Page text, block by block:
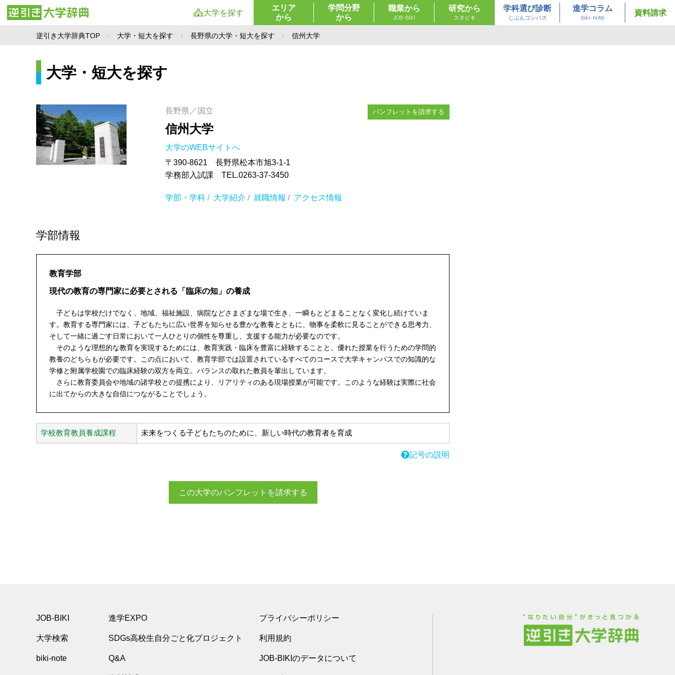
大学を探す
エリア
から
学問分野
から
職業から
JOB-BIKI
研究から
スタビキ
学科選び診断
じぶんコンパス
進学コラム
biki-note
資料請求
逆引き大学辞典TOP 大学・短大を探す 長野県の大学・短大を探す 信州大学
大学・短大を探す
長野県／国立
信州大学
大学のWEBサイトへ
〒390-8621 長野県松本市旭3-1-1
学務部入試課 TEL.0263-37-3450
パンフレットを請求する
学部・学科/ 大学紹介 / 就職情報 / アクセス情報
学部情報
教育学部
現代の教育の専門家に必要とされる「臨床の知」の養成
子どもは学校だけでなく、地域、福祉施設、病院などさまざまな場で生き、一瞬もとどまることなく変化し続けていま
す。教育する専門家には、子どもたちに広い世界を知らせる豊かな教養とともに、物事を柔軟に見ることができる思考力、
そして一緒に過ごす日常において一人ひとりの個性を尊重し、支援する能力が必要なのです。
そのような理想的な教育を実現するためには、教育実践・臨床を豊富に経験することと、優れた授業を行うための学問的
教養のどちらもが必要です。この点において、教育学部では設置されているすべてのコースで大学キャンパスでの知識的な
学修と附属学校園での臨床経験の双方を両立。バランスの取れた教員を輩出しています。
さらに教育委員会や地域の諸学校との提携により、リアリティのある現場授業が可能です。このような経験は実際に社会
に出てからの大きな自信につながることでしょう。
学校教育教員養成課程 未来をつくる子どもたちのために、新しい時代の教育者を育成
記号の説明
この大学のパンフレットを請求する
JOB-BIKI
大学検索
biki-note
進学EXPO
SDGs高校生自分ごと化プロジェクト
Q&A
プライバシーポリシー
利用規約
JOB-BIKIのデータについて